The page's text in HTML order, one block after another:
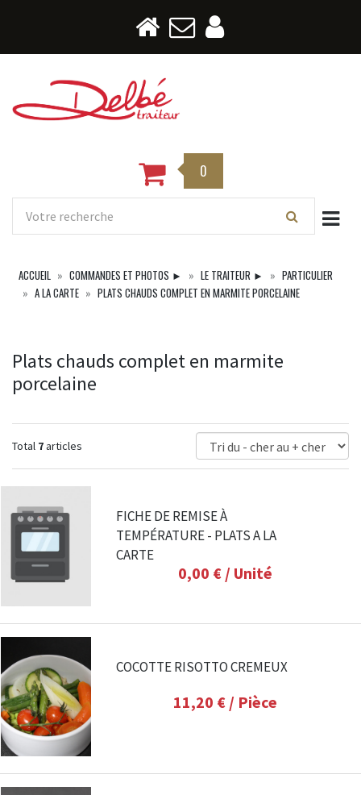
0
ACCUEIL COMMANDES ET PHOTOS ► LE TRAITEUR ►
PARTICULIER
A LA CARTE
PLATS CHAUDS COMPLET EN MARMITE PORCELAINE
Plats chauds complet en marmite
porcelaine
Total 7articles
FICHE DE REMISE À
TEMPÉRATURE - PLATS A LA
CARTE
0,00 € / Unité
COCOTTE RISOTTO CREMEUX
11,20 € / Pièce